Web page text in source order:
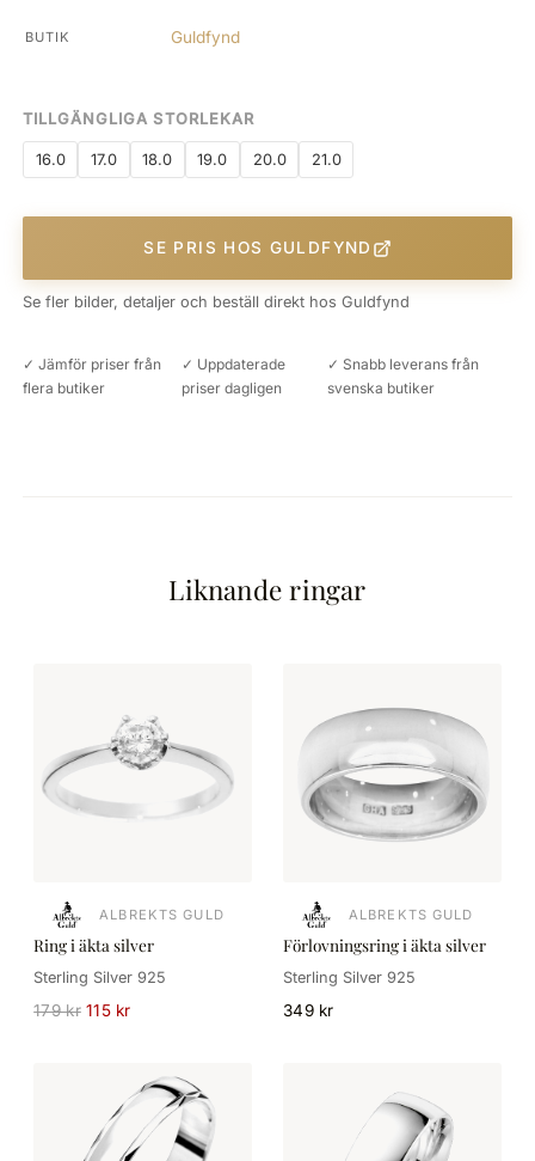
BUTIK Guldfynd
TILLGÄNGLIGA STORLEKAR
16.0 17.0 18.0 19.0 20.0 21.0
SE PRIS HOS GULDFYND
Se fler bilder, detaljer och beställ direkt hos Guldfynd
✓ Jämför priser från
flera butiker
✓ Uppdaterade
priser dagligen
✓ Snabb leverans från
svenska butiker
Liknande ringar
ALBREKTS GULD
Ring i äkta silver
Sterling Silver 925
179 kr 115 kr
ALBREKTS GULD
Förlovningsring i äkta silver
Sterling Silver 925
349 kr